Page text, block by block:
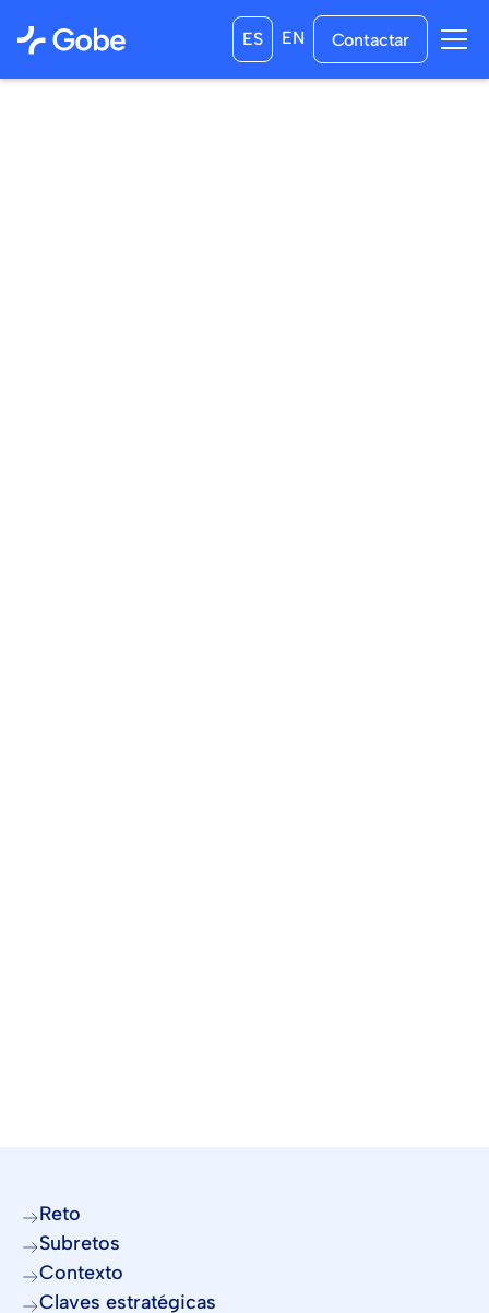
Reto
Subretos
Contexto
Claves estratégicas
ES EN Contactar